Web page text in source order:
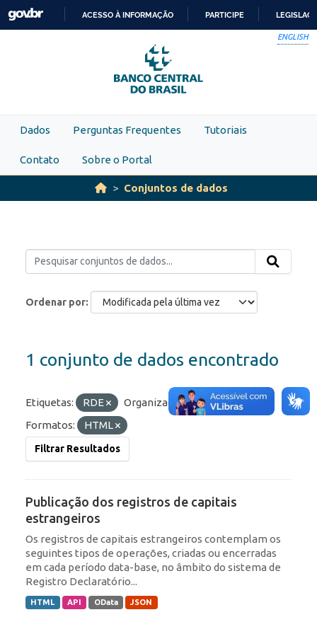
Skip to main content
PARA
O
CONTEÚDO
ACESSO À INFORMAÇÃO PARTICIPE
ENGLISH
Dados Perguntas Frequentes Tutoriais
Contato Sobre o Portal
Conjuntos de dados
Ordenar por
1 conjunto de dados encontrado
Etiquetas: RDE Organizações:
BCB/Dstat
Formatos:
HTML
Filtrar Resultados
Publicação dos registros de capitais
estrangeiros
Os registros de capitais estrangeiros contemplam os
seguintes tipos de operações, criadas ou encerradas
em cada período data-base, no âmbito do sistema de
Registro Declaratório...
HTML API OData JSON